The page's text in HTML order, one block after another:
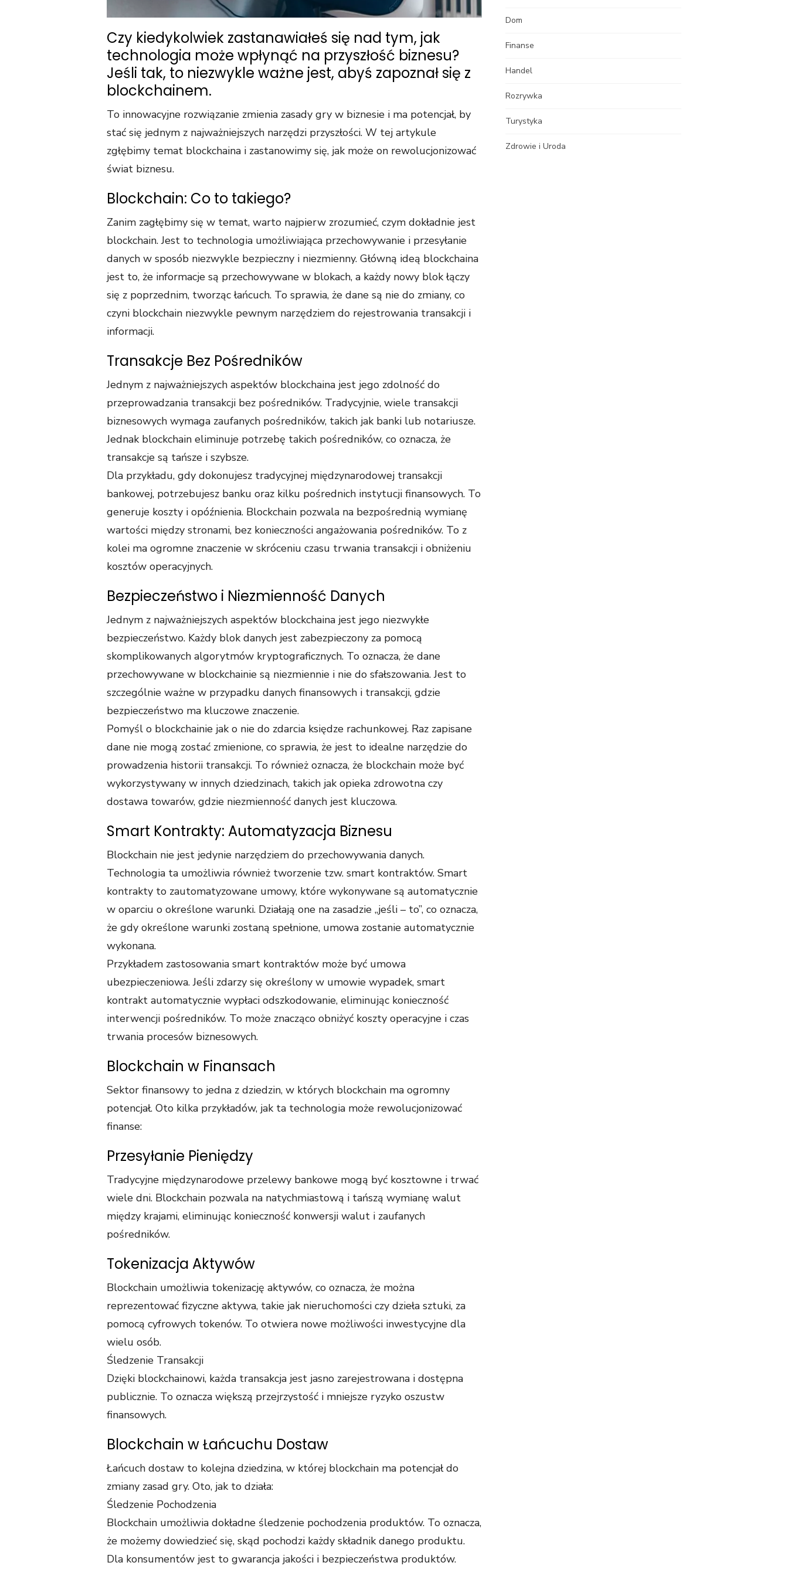
Czy kiedykolwiek zastanawiałeś się nad tym, jak
technologia może wpłynąć na przyszłość biznesu?
Jeśli tak, to niezwykle ważne jest, abyś zapoznał się z
blockchainem.
To innowacyjne rozwiązanie zmienia zasady gry w biznesie i ma potencjał, by
stać się jednym z najważniejszych narzędzi przyszłości. W tej artykule
zgłębimy temat blockchaina i zastanowimy się, jak może on rewolucjonizować
świat biznesu.
Blockchain: Co to takiego?
Zanim zagłębimy się w temat, warto najpierw zrozumieć, czym dokładnie jest
blockchain. Jest to technologia umożliwiająca przechowywanie i przesyłanie
danych w sposób niezwykle bezpieczny i niezmienny. Główną ideą blockchaina
jest to, że informacje są przechowywane w blokach, a każdy nowy blok łączy
się z poprzednim, tworząc łańcuch. To sprawia, że dane są nie do zmiany, co
czyni blockchain niezwykle pewnym narzędziem do rejestrowania transakcji i
informacji.
Transakcje Bez Pośredników
Jednym z najważniejszych aspektów blockchaina jest jego zdolność do
przeprowadzania transakcji bez pośredników. Tradycyjnie, wiele transakcji
biznesowych wymaga zaufanych pośredników, takich jak banki lub notariusze.
Jednak blockchain eliminuje potrzebę takich pośredników, co oznacza, że
transakcje są tańsze i szybsze.
Dla przykładu, gdy dokonujesz tradycyjnej międzynarodowej transakcji
bankowej, potrzebujesz banku oraz kilku pośrednich instytucji finansowych. To
generuje koszty i opóźnienia. Blockchain pozwala na bezpośrednią wymianę
wartości między stronami, bez konieczności angażowania pośredników. To z
kolei ma ogromne znaczenie w skróceniu czasu trwania transakcji i obniżeniu
kosztów operacyjnych.
Bezpieczeństwo i Niezmienność Danych
Jednym z najważniejszych aspektów blockchaina jest jego niezwykłe
bezpieczeństwo. Każdy blok danych jest zabezpieczony za pomocą
skomplikowanych algorytmów kryptograficznych. To oznacza, że dane
przechowywane w blockchainie są niezmiennie i nie do sfałszowania. Jest to
szczególnie ważne w przypadku danych finansowych i transakcji, gdzie
bezpieczeństwo ma kluczowe znaczenie.
Pomyśl o blockchainie jak o nie do zdarcia księdze rachunkowej. Raz zapisane
dane nie mogą zostać zmienione, co sprawia, że jest to idealne narzędzie do
prowadzenia historii transakcji. To również oznacza, że blockchain może być
wykorzystywany w innych dziedzinach, takich jak opieka zdrowotna czy
dostawa towarów, gdzie niezmienność danych jest kluczowa.
Smart Kontrakty: Automatyzacja Biznesu
Blockchain nie jest jedynie narzędziem do przechowywania danych.
Technologia ta umożliwia również tworzenie tzw. smart kontraktów. Smart
kontrakty to zautomatyzowane umowy, które wykonywane są automatycznie
w oparciu o określone warunki. Działają one na zasadzie „jeśli – to”, co oznacza,
że gdy określone warunki zostaną spełnione, umowa zostanie automatycznie
wykonana.
Przykładem zastosowania smart kontraktów może być umowa
ubezpieczeniowa. Jeśli zdarzy się określony w umowie wypadek, smart
kontrakt automatycznie wypłaci odszkodowanie, eliminując konieczność
interwencji pośredników. To może znacząco obniżyć koszty operacyjne i czas
trwania procesów biznesowych.
Blockchain w Finansach
Sektor finansowy to jedna z dziedzin, w których blockchain ma ogromny
potencjał. Oto kilka przykładów, jak ta technologia może rewolucjonizować
finanse:
Przesyłanie Pieniędzy
Tradycyjne międzynarodowe przelewy bankowe mogą być kosztowne i trwać
wiele dni. Blockchain pozwala na natychmiastową i tańszą wymianę walut
między krajami, eliminując konieczność konwersji walut i zaufanych
pośredników.
Tokenizacja Aktywów
Blockchain umożliwia tokenizację aktywów, co oznacza, że można
reprezentować fizyczne aktywa, takie jak nieruchomości czy dzieła sztuki, za
pomocą cyfrowych tokenów. To otwiera nowe możliwości inwestycyjne dla
wielu osób.
Śledzenie Transakcji
Dzięki blockchainowi, każda transakcja jest jasno zarejestrowana i dostępna
publicznie. To oznacza większą przejrzystość i mniejsze ryzyko oszustw
finansowych.
Blockchain w Łańcuchu Dostaw
Łańcuch dostaw to kolejna dziedzina, w której blockchain ma potencjał do
zmiany zasad gry. Oto, jak to działa:
Śledzenie Pochodzenia
Blockchain umożliwia dokładne śledzenie pochodzenia produktów. To oznacza,
że możemy dowiedzieć się, skąd pochodzi każdy składnik danego produktu.
Dla konsumentów jest to gwarancja jakości i bezpieczeństwa produktów.
Dom
Finanse
Handel
Rozrywka
Turystyka
Zdrowie i Uroda